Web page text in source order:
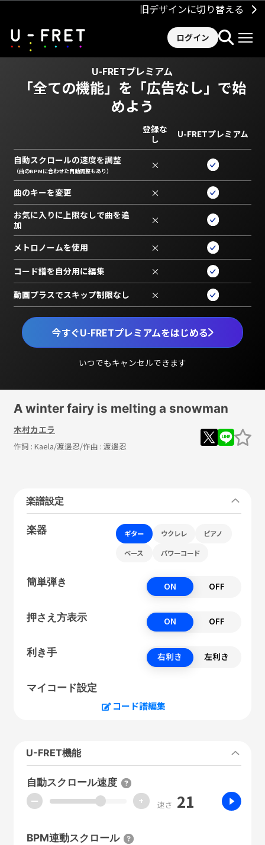
旧デザインに切り替える
ログイン
U-FRETプレミアム
「全ての機能」を 「広告なし」で始
めよう
今すぐU-FRETプレミアムをはじめる
いつでもキャンセルできます
登録な
し
U-FRETプレミアム
自動スクロールの速度を調整
（曲のBPMに合わせた自動調整もあり） ×
曲のキーを変更 ×
お気に入りに上限なしで曲を追
加
×
メトロノームを使用 ×
コード譜を自分用に編集 ×
動画プラスでスキップ制限なし ×
A winter fairy is melting a snowman
木村カエラ
作詞 : Kaela/渡邊忍/作曲 : 渡邊忍
楽譜設定
楽器 ギター ウクレレ ピアノ
ベース パワーコード
簡単弾き ON OFF
押さえ方表示 ON OFF
利き手 右利き 左利き
マイコード設定
コード譜編集
U-FRET機能
自動スクロール速度
ー + 速さ 21
BPM連動スクロール